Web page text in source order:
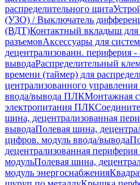
распределительного щита
(УЗО) / Выключатель
(ВДТ)Контактный вкладыш
разъемовАксессуары для
децентрализованн. периферия
выводаРаспределительный
времени (таймер) для
централизованного
ввода/вывода ПЛКМонтажная
электропитания ПЛК
шина, децентрализованная
выводаПолевая шина,
цифров. модуль ввода/вывода
децентрализованная
модульПолевая шина,
модуль энергоснабжения